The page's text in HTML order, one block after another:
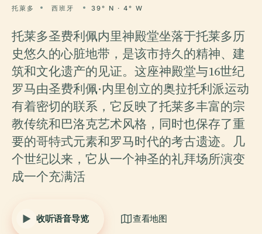
托萊多 西班牙 39° N · 4° W
托莱多圣费利佩内里神殿堂坐落于托莱多历
史悠久的心脏地带，是该市持久的精神、建
筑和文化遗产的见证。这座神殿堂与16世纪
罗马由圣费利佩·内里创立的奥拉托利派运动
有着密切的联系，它反映了托莱多丰富的宗
教传统和巴洛克艺术风格，同时也保存了重
要的哥特式元素和罗马时代的考古遗迹。几
个世纪以来，它从一个神圣的礼拜场所演变
成一个充满活
收听语音导览 查看地图